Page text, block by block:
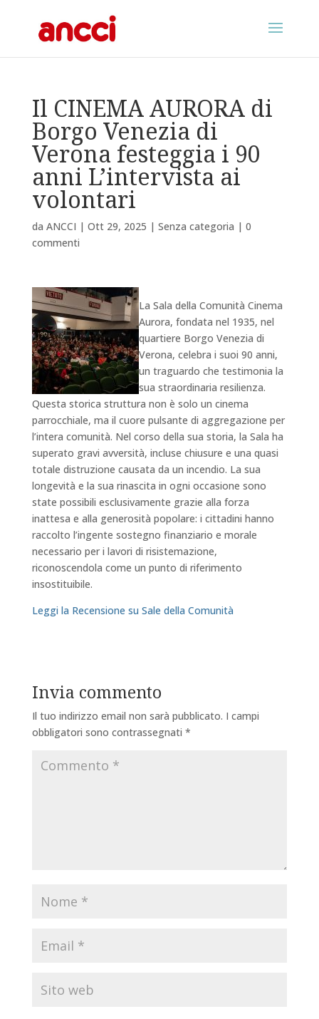
Il CINEMA AURORA di
Borgo Venezia di
Verona festeggia i 90
anni L’intervista ai
volontari
da ANCCI | Ott 29, 2025 | Senza categoria | 0
commenti
La Sala della Comunità Cinema
Aurora, fondata nel 1935, nel
quartiere Borgo Venezia di
Verona, celebra i suoi 90 anni,
un traguardo che testimonia la
sua straordinaria resilienza.
Questa storica struttura non è solo un cinema
parrocchiale, ma il cuore pulsante di aggregazione per
l’intera comunità. Nel corso della sua storia, la Sala ha
superato gravi avversità, incluse chiusure e una quasi
totale distruzione causata da un incendio. La sua
longevità e la sua rinascita in ogni occasione sono
state possibili esclusivamente grazie alla forza
inattesa e alla generosità popolare: i cittadini hanno
raccolto l’ingente sostegno finanziario e morale
necessario per i lavori di risistemazione,
riconoscendola come un punto di riferimento
insostituibile.
Leggi la Recensione su Sale della Comunità
Invia commento
Il tuo indirizzo email non sarà pubblicato. I campi
obbligatori sono contrassegnati *